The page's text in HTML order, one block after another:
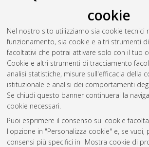
cookie
Nel nostro sito utilizziamo sia cookie tecnici
funzionamento, sia cookie e altri strumenti
facoltativi che potrai attivare solo con il tuo
Cookie e altri strumenti di tracciamento
analisi statistiche, misure sull'efficacia della
istituzionale e analisi dei comportamenti
Se chiudi questo banner continuerai la
cookie necessari.
Puoi esprimere il consenso sui cookie
l'opzione in "Personalizza cookie" e, se vuoi,
consensi più specifici in "Mostra cookie di
Vertical Farming:
, [Dissertation thesis],
Università di Bologna. Dottorato di
culture del progetto, 37 Ciclo.
Questa lista e' stata generata il Thu
Atom
Rss 1.0
Rss 2.0